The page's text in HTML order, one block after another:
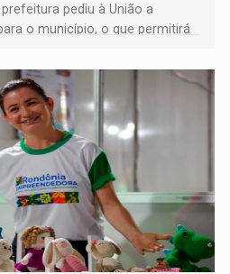
pediu à União a
o município, o que permitirá